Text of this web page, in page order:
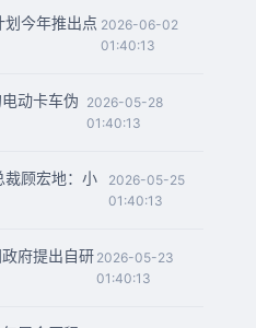
划今年推出点 2026-06-02
01:40:13
动卡车伪 2026-05-28
01:40:13
顾宏地：小
2026-05-25
01:40:13
府提出自研 2026-05-23
01:40:13